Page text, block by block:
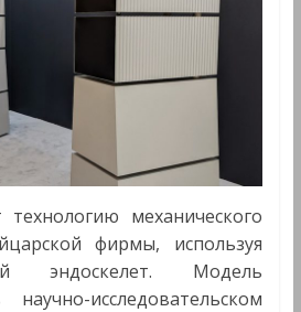
технологию механического
фирмы, используя
эндоскелет. Модель
исследовательском